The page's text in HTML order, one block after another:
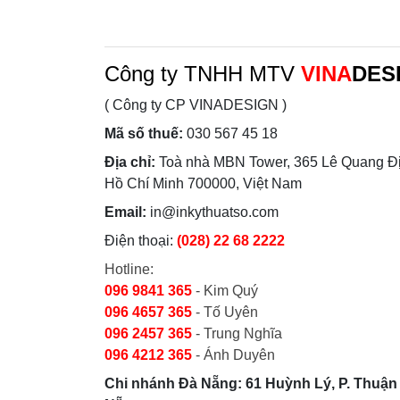
Công ty TNHH MTV VINA
( Công ty CP VINADESIGN )
Mã số thuế: 030 567 45 18
Địa chỉ: Toà nhà MBN Tower, 365 Lê Quang
Hồ Chí Minh 700000, Việt Nam
Email: in@inkythuatso.com
Điện thoại: (028) 22 68 2222
Hotline:
096 9841 365 - Kim Quý
096 4657 365 - Tố Uyên
096 2457 365 - Trung Nghĩa
096 4212 365 - Ánh Duyên
Chi nhánh Đà Nẵng: 61 Huỳnh Lý, P.